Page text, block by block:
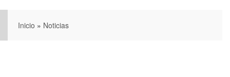
Inicio » Noticias